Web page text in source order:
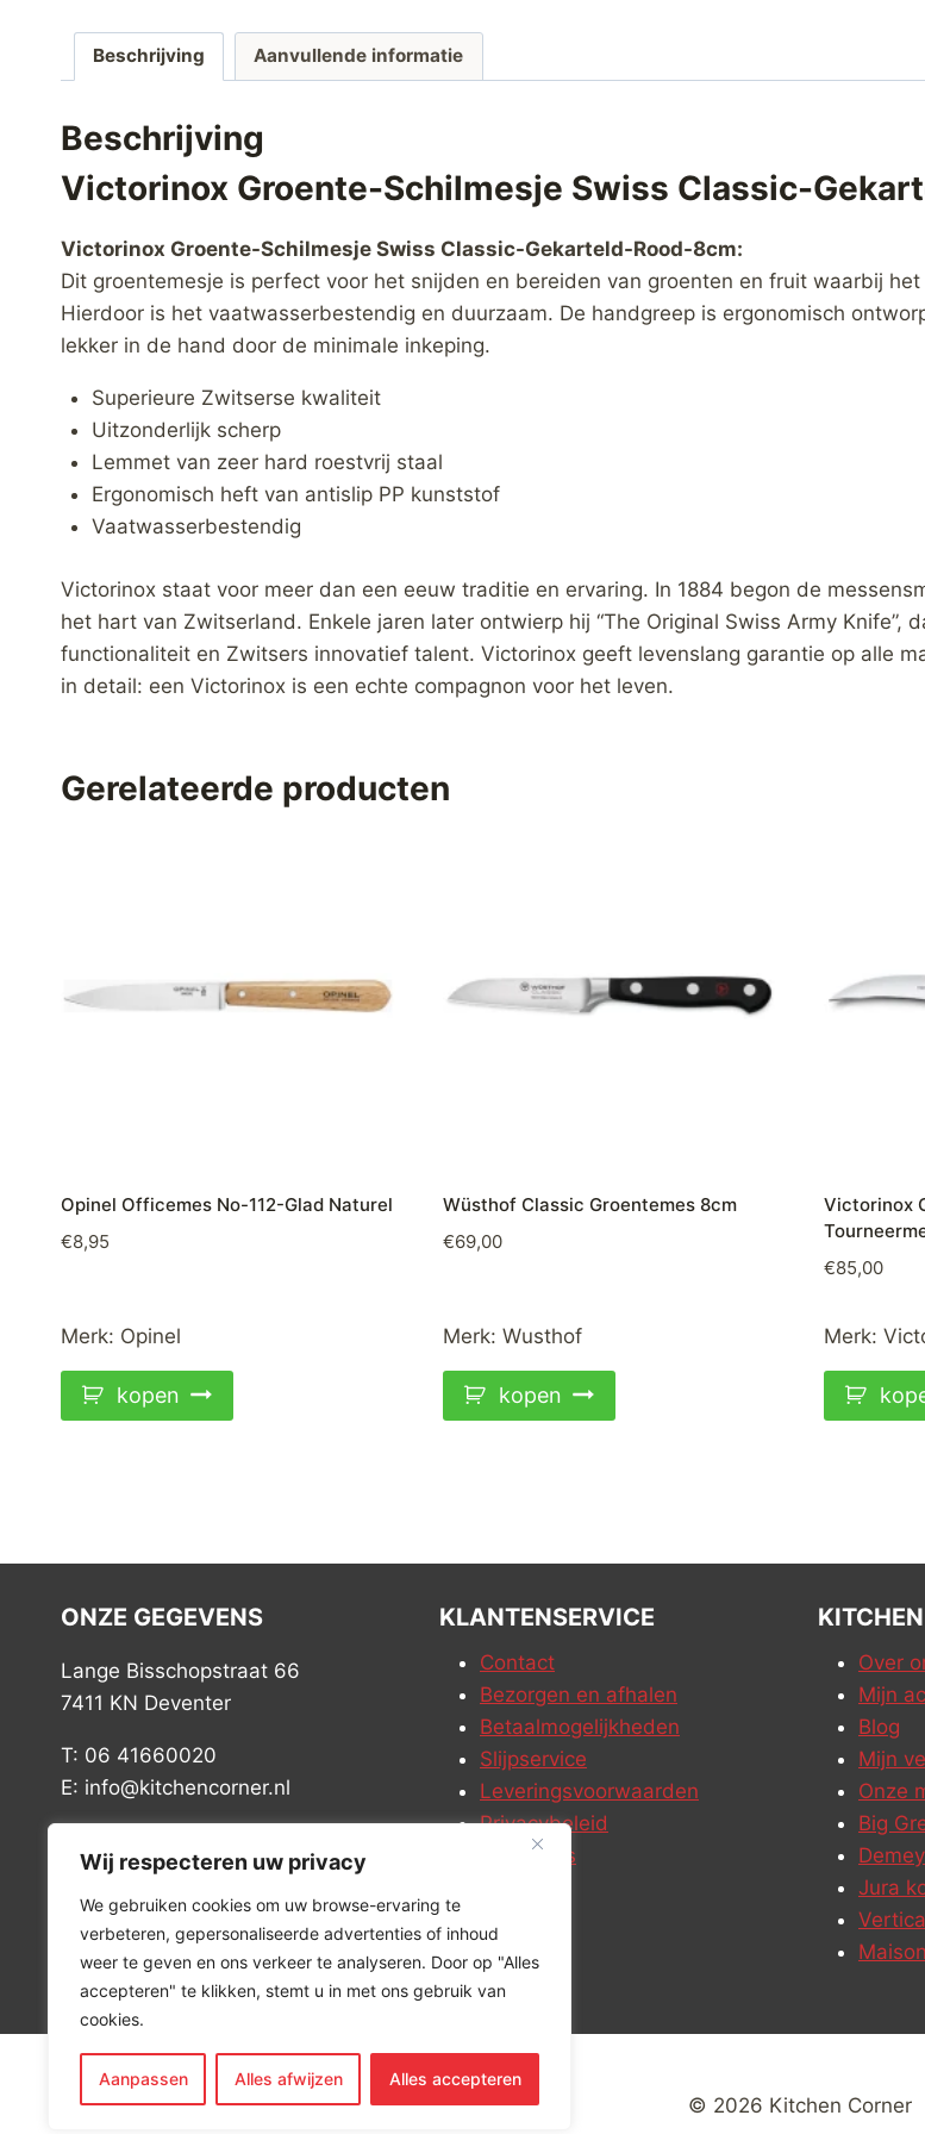
Wij respecteren uw privacy
We gebruiken cookies om uw browse-ervaring te
verbeteren, gepersonaliseerde advertenties of inhoud
weer te geven en ons verkeer te analyseren. Door op "Alles
accepteren" te klikken, stemt u in met ons gebruik van
cookies.
Aanpassen Alles afwijzen Alles accepteren
Beschrijving Aanvullende informatie
Beschrijving
Victorinox Groente-Schilmesje Swiss Classic-
Victorinox Groente-Schilmesje Swiss Classic-Gekarteld-Rood-8cm:
Dit groentemesje is perfect voor het snijden en bereiden van groenten en fruit waarbij
Hierdoor is het vaatwasserbestendig en duurzaam. De handgreep is ergonomisch
lekker in de hand door de minimale inkeping.
Superieure Zwitserse kwaliteit
Uitzonderlijk scherp
Lemmet van zeer hard roestvrij staal
Ergonomisch heft van antislip PP kunststof
Vaatwasserbestendig
Victorinox staat voor meer dan een eeuw traditie en ervaring. In 1884 begon de
het hart van Zwitserland. Enkele jaren later ontwierp hij “The Original Swiss Army
functionaliteit en Zwitsers innovatief talent. Victorinox geeft levenslang garantie op alle
in detail: een Victorinox is een echte compagnon voor het leven.
Gerelateerde producten
Opinel Officemes No-112-Glad Naturel
€8,95
Merk: Opinel
kopen
Wüsthof Classic Groentemes 8cm
€69,00
Merk: Wusthof
kopen
Victorinox
€85,00
Merk:
ONZE GEGEVENS
Lange Bisschopstraat 66
7411 KN Deventer
T: 06 41660020
E: info@kitchencorner.nl
BTW: NL868888989B01
KLANTENSERVICE
Contact
Bezorgen en afhalen
Betaalmogelijkheden
Slijpservice
Leveringsvoorwaarden
Privacybeleid
Vacatures
Over
Mijn
Blog
Mijn
Onze
Big
Jura
© 2026 Kitchen Corner